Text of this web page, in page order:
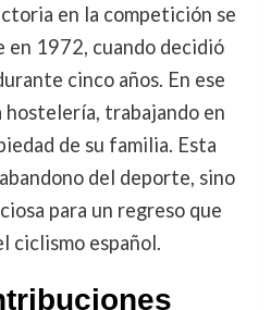
en la competición se
1972, cuando decidió
cinco años. En ese
hostelería, trabajando en
de su familia. Esta
del deporte, sino
para un regreso que
ciclismo español.